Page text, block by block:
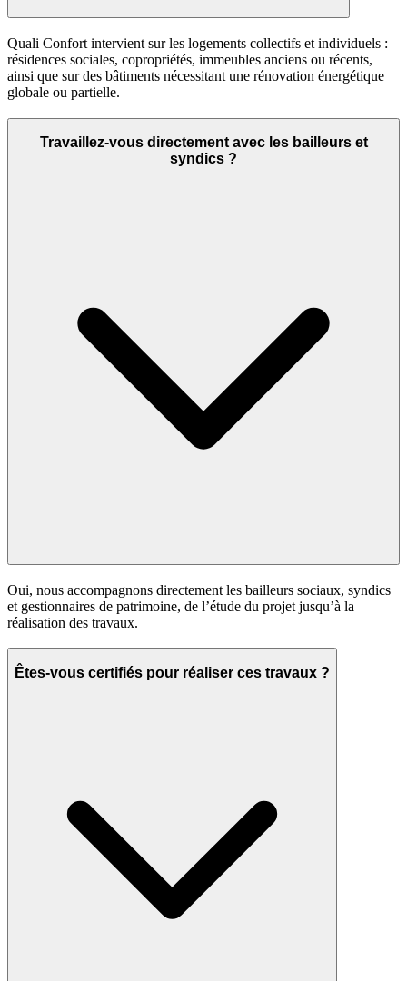
Quali Confort intervient sur les logements collectifs et individuels :
résidences sociales, copropriétés, immeubles anciens ou récents,
ainsi que sur des bâtiments nécessitant une rénovation énergétique
globale ou partielle.
Travaillez-vous directement avec les bailleurs et
syndics ?
Oui, nous accompagnons directement les bailleurs sociaux, syndics
et gestionnaires de patrimoine, de l’étude du projet jusqu’à la
réalisation des travaux.
Êtes-vous certifiés pour réaliser ces travaux ?